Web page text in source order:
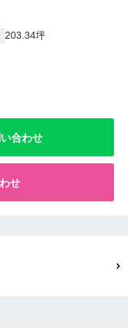
203.34坪
合わせ
せ